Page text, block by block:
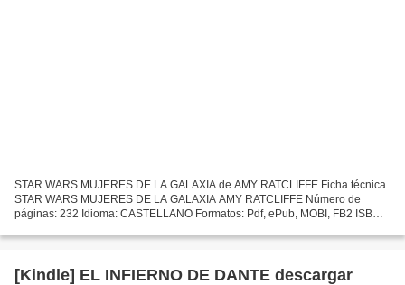
STAR WARS MUJERES DE LA GALAXIA de AMY RATCLIFFE Ficha técnica
STAR WARS MUJERES DE LA GALAXIA AMY RATCLIFFE Número de
páginas: 232 Idioma: CASTELLANO Formatos: Pdf, ePub, MOBI, FB2 ISBN:
[Kindle] EL INFIERNO DE DANTE descargar